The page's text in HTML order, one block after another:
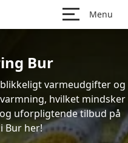
Menu
Bur
varmeudgifter og
hvilket mindsker
uforpligtende tilbud på
Bur her!